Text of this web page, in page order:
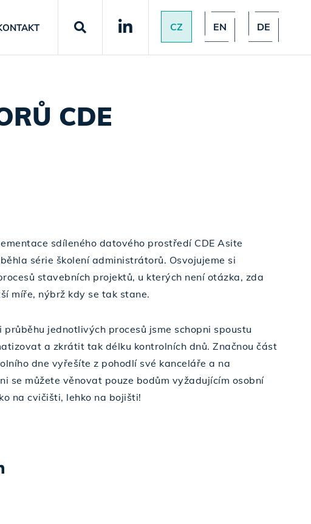
CZ EN DE
CDE
sdíleného datového prostředí CDE Asite
série školení administrátorů. Osvojujeme si
stavebních projektů, u kterých není otázka, zda
míře, nýbrž kdy se tak stane.
průběhu jednotlivých procesů jsme schopni spoustu
a zkrátit tak délku kontrolních dnů. Značnou část
dne vyřešíte z pohodlí své kanceláře a na
se můžete věnovat pouze bodům vyžadujícím osobní
na cvičišti, lehko na bojišti!